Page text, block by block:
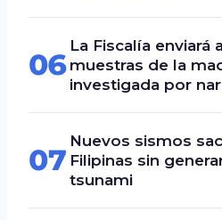
06
La Fiscalía enviará
muestras de la
investigada por
07
Nuevos sismos
Filipinas sin
tsunami